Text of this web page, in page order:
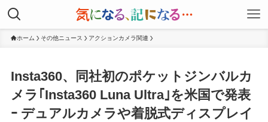
ホーム その他ニュース アクションカメラ関連
Insta360、同社初のポケットジンバルカ
メラ｢Insta360 Luna Ultra｣を米国で発表
ｰ デュアルカメラや着脱式ディスプレイ